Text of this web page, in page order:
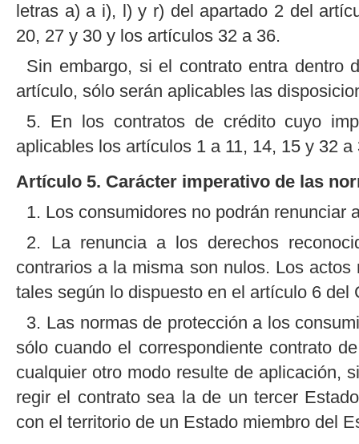
letras a) a i), l) y r) del apartado 2 del
20, 27 y 30 y los artículos 32 a 36.
Sin embargo, si el contrato entra dentro
artículo, sólo serán aplicables las
5. En los contratos de crédito cuyo
aplicables los artículos 1 a 11, 14, 15 y 32 a
Artículo 5. Carácter imperativo de las
1. Los consumidores no podrán renunciar
2. La renuncia a los derechos
contrarios a la misma son nulos. Los
tales según lo dispuesto en el artículo 6 del
3. Las normas de protección a los
sólo cuando el correspondiente contrato
cualquier otro modo resulte de aplicación,
regir el contrato sea la de un tercer
con el territorio de un Estado miembro del